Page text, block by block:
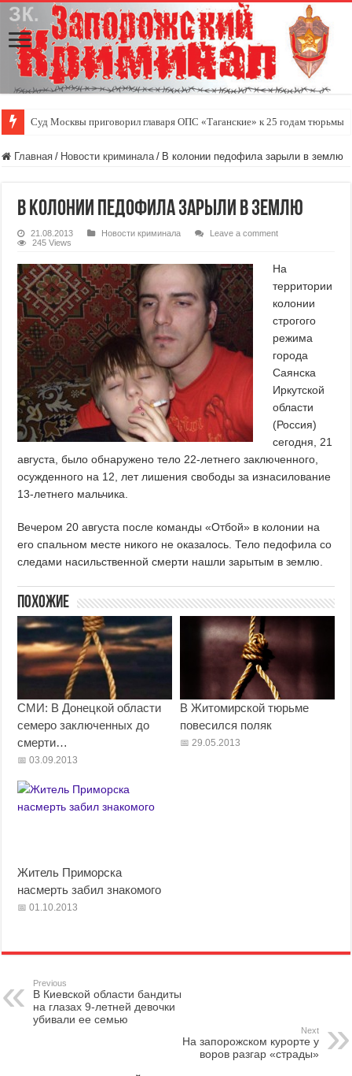
Суд Москвы приговорил главаря ОПС «Таганские» к 25 годам тюрьмы
Главная / Новости криминала / В колонии педофила зарыли в землю
В колонии педофила зарыли в землю
21.08.2013 Новости криминала
Leave a comment
245 Views
На
территории
колонии
строгого
режима
города
Саянска
Иркутской
области
(Россия)
сегодня, 21
августа, было обнаружено тело 22-летнего заключенного,
осужденного на 12, лет лишения свободы за изнасилование
13-летнего мальчика.
Вечером 20 августа после команды «Отбой» в колонии на
его спальном месте никого не оказалось. Тело педофила со
следами насильственной смерти нашли зарытым в землю.
Похожие
СМИ: В Донецкой области
семеро заключенных до
смерти…
03.09.2013
В Житомирской тюрьме
повесился поляк
29.05.2013
Житель Приморска
насмерть забил знакомого
01.10.2013
Previous
В Киевской области бандиты
на глазах 9-летней девочки
убивали ее семью
Next
На запорожском курорте у
воров разгар «страды»